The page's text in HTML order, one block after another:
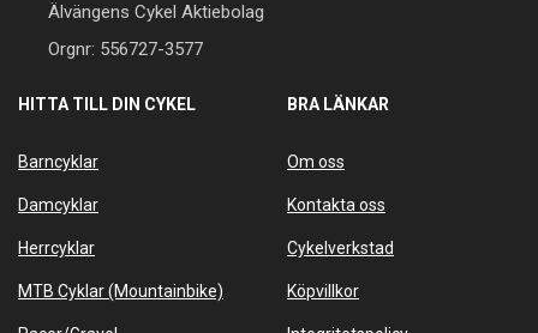
Älvängens Cykel Aktiebolag
Orgnr: 556727-3577
HITTA TILL DIN CYKEL
Barncyklar
Damcyklar
Herrcyklar
MTB Cyklar (Mountainbike)
BRA LÄNKAR
Om oss
Kontakta oss
Cykelverkstad
Köpvillkor